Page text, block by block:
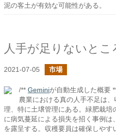
泥の客土が有効な可能性がある。
人手が足りないとこ
2021-07-05 市場
/** Geminiが自動生成した概要
農業における真の人手不足は
理、特に土壌管理にある。緑肥栽培
に病気蔓延による損失を招く事例は
を露呈する。収穫要員は確保しや